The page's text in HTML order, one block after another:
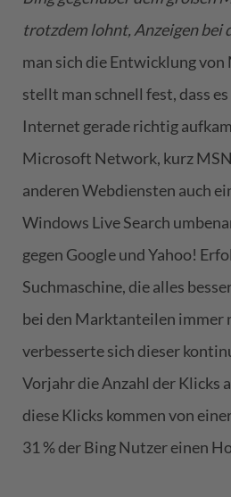
trotzdem lohnt, Anzeigen bei
man sich die Entwicklung
stellt man schnell fest, dass
Internet gerade richtig
Microsoft Network, kurz
anderen Webdiensten auch
Windows Live Search
gegen Google und Yahoo!
Suchmaschine, die alles
bei den Marktanteilen immer
verbesserte sich dieser
Vorjahr die Anzahl der Klicks
diese Klicks kommen von
31 % der Bing Nutzer einen